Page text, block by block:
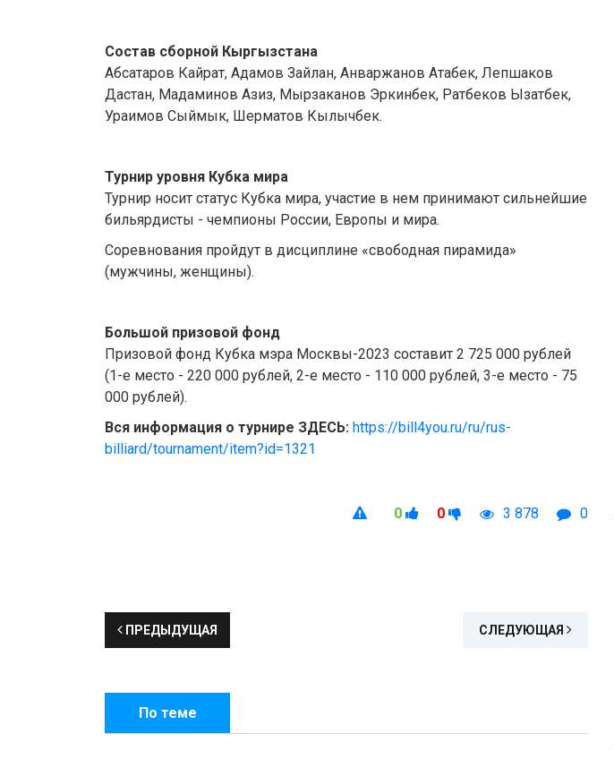
Состав сборной Кыргызстана
Абсатаров Кайрат, Адамов Зайлан, Анваржанов Атабек, Лепшаков
Дастан, Мадаминов Азиз, Мырзаканов Эркинбек, Ратбеков Ызатбек,
Ураимов Сыймык, Шерматов Кылычбек.
Турнир уровня Кубка мира
Турнир носит статус Кубка мира, участие в нем принимают сильнейшие
бильярдисты - чемпионы России, Европы и мира.
Соревнования пройдут в дисциплине «свободная пирамида»
(мужчины, женщины).
Большой призовой фонд
Призовой фонд Кубка мэра Москвы-2023 составит 2 725 000 рублей
(1-е место - 220 000 рублей, 2-е место - 110 000 рублей, 3-е место - 75
000 рублей).
Вся информация о турнире ЗДЕСЬ: https://bill4you.ru/ru/rus-
billiard/tournament/item?id=1321
0 0 3 878 0
ПРЕДЫДУЩАЯ СЛЕДУЮЩАЯ
По теме